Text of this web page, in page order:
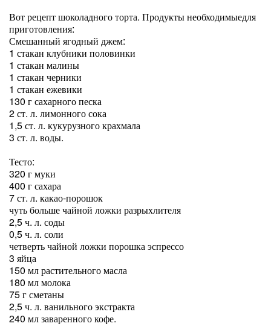
Вот рецепт шоколадного торта. Продукты необходимыедля
приготовления:
Смешанный ягодный джем:
1 стакан клубники половинки
1 стакан малины
1 стакан черники
1 стакан ежевики
130 г сахарного песка
2 ст. л. лимонного сока
1,5 ст. л. кукурузного крахмала
3 ст. л. воды.
Тесто:
320 г муки
400 г сахара
7 ст. л. какао-порошок
чуть больше чайной ложки разрыхлителя
2,5 ч. л. соды
0,5 ч. л. соли
четверть чайной ложки порошка эспрессо
3 яйца
150 мл растительного масла
180 мл молока
75 г сметаны
2,5 ч. л. ванильного экстракта
240 мл заваренного кофе.